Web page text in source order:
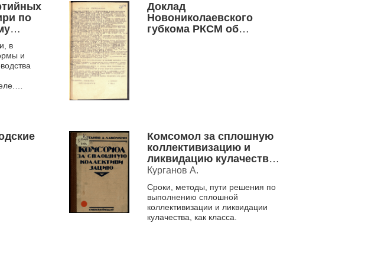
по
в
и
Доклад
Новониколаевского
губкома РКСМ об
Комсомол за сплошную
коллективизацию и
ликвидацию кулачества,
как класса
Курганов А.
Сроки, методы, пути решения по
выполнению сплошной
коллективизации и ликвидации
кулачества, как класса.